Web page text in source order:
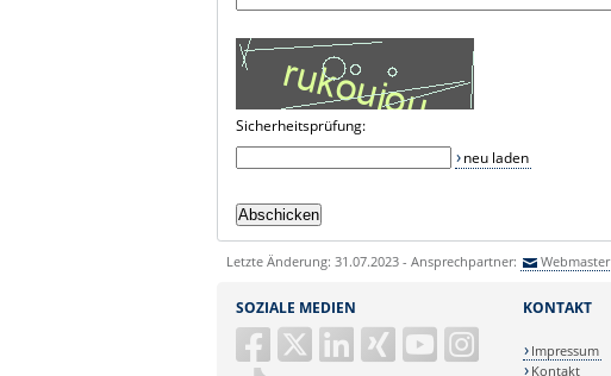
Sicherheitsprüfung:
neu laden
Letzte Änderung: 31.07.2023 - Ansprechpartner: Webmaster
SOZIALE MEDIEN KONTAKT
Impressum
Kontakt